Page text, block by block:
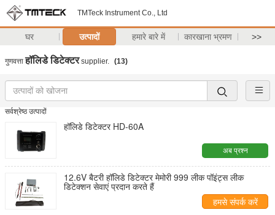
TMTeck Instrument Co., Ltd
घर उत्पादों हमारे बारे में कारखाना भ्रमण >>
गुणवत्ता हॉलिडे डिटेक्टरsupplier. (13)
सर्वश्रेष्ठ उत्पादों
हॉलिडे डिटेक्टर HD-60A
अब प्रश्न
12.6V बैटरी हॉलिडे डिटेक्टर मेमोरी 999 लीक पॉइंट्स लीक
डिटेक्शन सेवाएं प्रदान करते हैं
हमसे संपर्क करें